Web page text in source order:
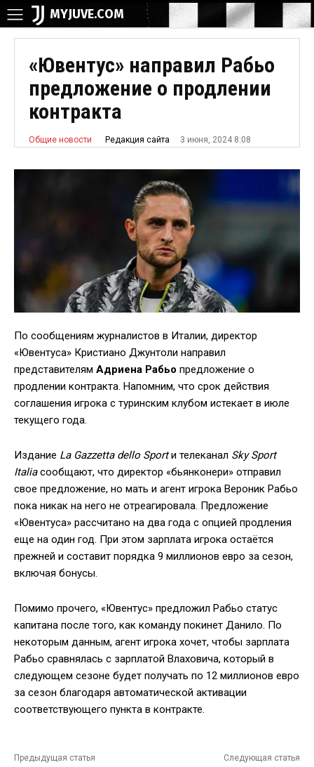
MYJUVE.COM
«Ювентус» направил Рабьо
предложение о продлении
контракта
Общие новости Редакция сайта 3 июня, 2024 8:08
По сообщениям журналистов в Италии, директор
«Ювентуса» Кристиано Джунтоли направил
представителям Адриена Рабьо предложение о
продлении контракта. Напомним, что срок действия
соглашения игрока с туринским клубом истекает в июле
текущего года.
Издание La Gazzetta dello Sportи телеканал Sky Sport
Italiaсообщают, что директор «бьянконери» отправил
свое предложение, но мать и агент игрока Вероник Рабьо
пока никак на него не отреагировала. Предложение
«Ювентуса» рассчитано на два года с опцией продления
еще на один год. При этом зарплата игрока остаётся
прежней и составит порядка 9 миллионов евро за сезон,
включая бонусы.
Помимо прочего, «Ювентус» предложил Рабьо статус
капитана после того, как команду покинет Данило. По
некоторым данным, агент игрока хочет, чтобы зарплата
Рабьо сравнялась с зарплатой Влаховича, который в
следующем сезоне будет получать по 12 миллионов евро
за сезон благодаря автоматической активации
соответствующего пункта в контракте.
Предыдущая статья Следующая статья